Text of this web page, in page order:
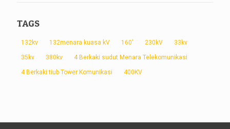
TAGS
132kv 132menara kuasa kV 160' 230kV 33kv
35kv 380kv 4 Berkaki sudut Menara Telekomunikasi
4 Berkaki tiub Tower Komunikasi 400KV